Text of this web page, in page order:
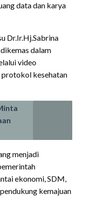
data dan karya
Dr.Ir.Hj.Sabrina
dalam
video
protokol kesehatan
menjadi
ekonomi, SDM,
kemajuan